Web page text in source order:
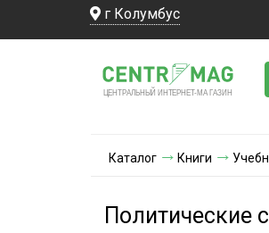
г Колумбус
ЦЕНТРАЛЬНЫЙ ИНТЕРНЕТ-МА ГАЗИН
Каталог Книги
Политические